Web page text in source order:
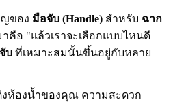
ของ มือจับ (Handle) สำหรับ ฉาก
คือ "แล้วเราจะเลือกแบบไหนดี
บ ที่เหมาะสมนั้นขึ้นอยู่กับหลาย
งห้องน้ำของคุณ ความสะดวก